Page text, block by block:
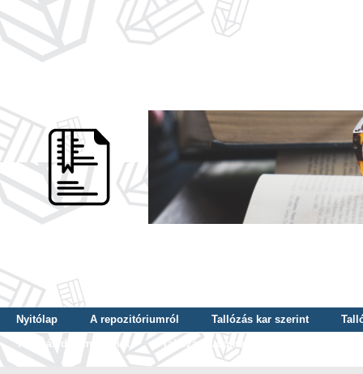
Nyitólap A repozitóriumról Tallózás kar szerint
Tallózás dátum szerint
Tallózás tudományterület szerint